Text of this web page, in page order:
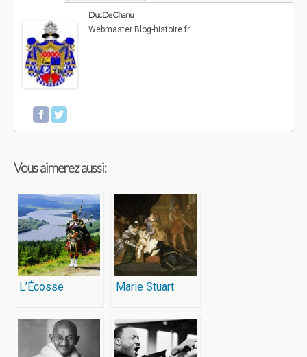
Duc De Chanu
Webmaster Blog-histoire.fr
Vous aimerez aussi:
L’Écosse Marie Stuart